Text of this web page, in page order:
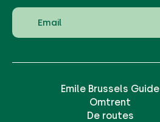
Emile Brussels Guide
Omtrent
De routes